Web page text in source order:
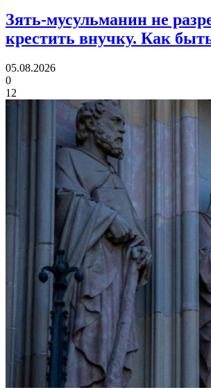
Зять-мусульманин не
крестить внучку. Как
05.08.2026
0
12